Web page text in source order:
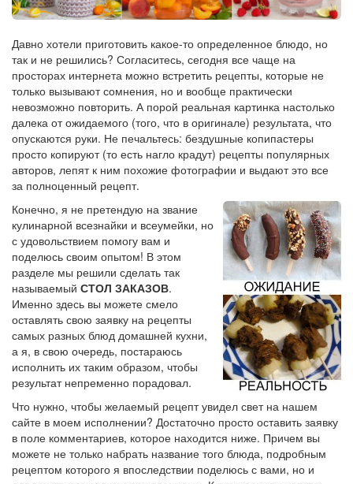
Давно хотели приготовить какое-то определенное блюдо, но
так и не решились? Согласитесь, сегодня все чаще на
просторах интернета можно встретить рецепты, которые не
только вызывают сомнения, но и вообще практически
невозможно повторить. А порой реальная картинка настолько
далека от ожидаемого (того, что в оригинале) результата, что
опускаются руки. Не печальтесь: бездушные копипастеры
просто копируют (то есть нагло крадут) рецепты популярных
авторов, лепят к ним похожие фотографии и выдают это все
за полноценный рецепт.
Конечно, я не претендую на звание
кулинарной всезнайки и всеумейки, но
с удовольствием помогу вам и
поделюсь своим опытом! В этом
разделе мы решили сделать так
называемый СТОЛ ЗАКАЗОВ.
Именно здесь вы можете смело
оставлять свою заявку на рецепты
самых разных блюд домашней кухни,
а я, в свою очередь, постараюсь
исполнить их таким образом, чтобы
результат непременно порадовал.
Что нужно, чтобы желаемый рецепт увидел свет на нашем
сайте в моем исполнении? Достаточно просто оставить заявку
в поле комментариев, которое находится ниже. Причем вы
можете не только набрать название того блюда, подробным
рецептом которого я впоследствии поделюсь с вами, но и